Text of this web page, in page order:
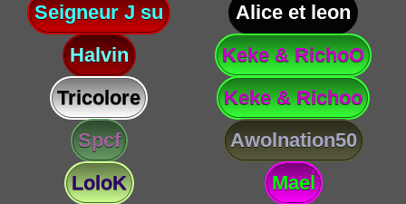
Seigneur J su
Alice et leon
Halvin
Keke & RichoO
Tricolore
Keke & Richoo
Spcf
Awolnation50
LoloK
Mael